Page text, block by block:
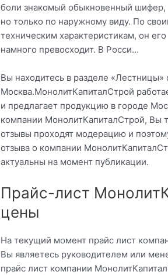
боли знакомый обыкновенный шифер,
но только по наружному виду. По
техническим характеристикам, он его
намного превосходит. В Росси…
Вы находитесь в разделе «Лестницы»
Москва.МонолитКапиталСтрой
и предлагает продукцию в городе
компании МонолитКапиталСтрой, Вы
отзывы проходят модерацию и
отзыва о компании
актуальны на момент публикации.
Прайс-лист
цены
На текущий момент прайс лист
Вы являетесь руководителем или
прайс лист компании